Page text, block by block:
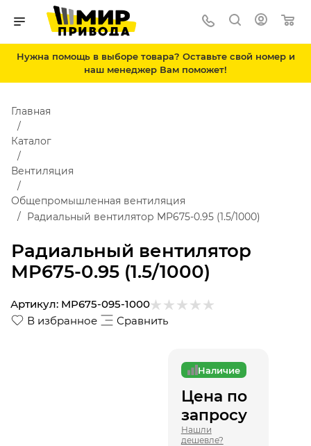
Нужна помощь в выборе товара? Оставьте свой номер и
наш менеджер Вам поможет!
Радиальный вентилятор
MP675-0.95 (1.5/1000)
Главная
Каталог
Вентиляция
Общепромышленная вентиляция
Радиальный вентилятор MP675-0.95 (1.5/1000)
В избранное Сравнить
Артикул: MP675-095-1000
Наличие
Цена по
запросу
Нашли
дешевле?